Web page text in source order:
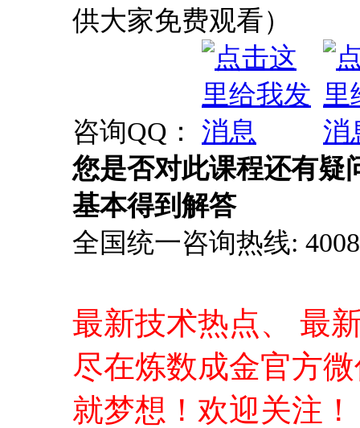
供大家免费观看）
咨询QQ：
您是否对此课程还有疑
基本得到解答
全国统一咨询热线:
最新技术热点、 最
尽在炼数成金官方
就梦想！欢迎关注！